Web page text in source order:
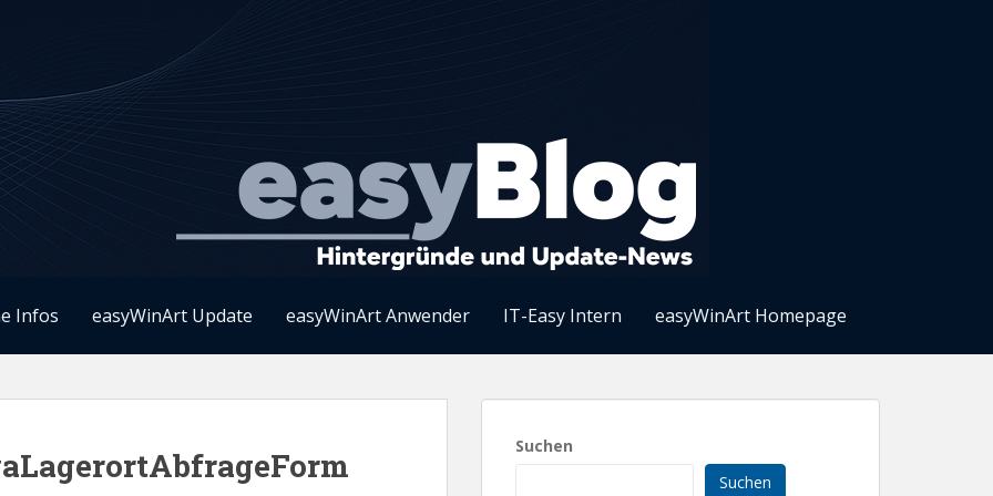
Infos easyWinArt Update easyWinArt Anwender IT-Easy Intern easyWinArt Homepage
Suchen
Suchen